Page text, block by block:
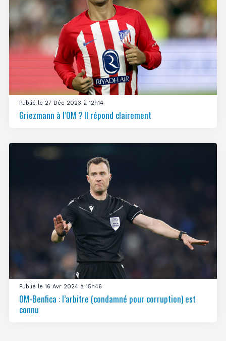
Publié le 27 Déc 2023 à 12h14
Griezmann à l’OM ? Il répond clairement
Publié le 16 Avr 2024 à 15h46
OM-Benfica : l’arbitre (condamné pour corruption) est
connu